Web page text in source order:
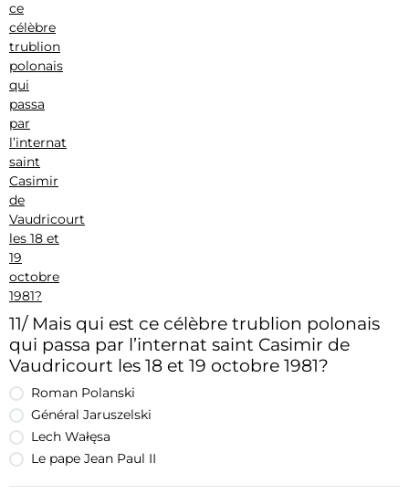
11/ Mais qui est ce célèbre trublion polonais
qui passa par l’internat saint Casimir de
Vaudricourt les 18 et 19 octobre 1981?
Roman Polanski
Général Jaruszelski
Lech Wałęsa
Le pape Jean Paul II